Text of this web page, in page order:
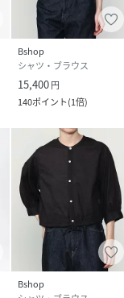
Bshop
シャツ・ブラウス
15,400円
140ポイント(1倍)
Bshop